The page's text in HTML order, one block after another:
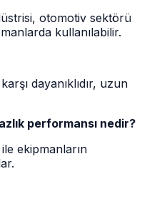
otomotiv sektörü
kullanılabilir.
dayanıklıdır, uzun
performansı nedir?
ekipmanların